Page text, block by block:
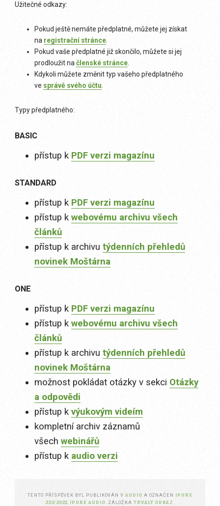
Užitečné odkazy:
Pokud ještě nemáte předplatné, můžete jej získat
na registrační stránce
Pokud vaše předplatné již skončilo, můžete si jej
prodloužit na členské stránce
Kdykoli můžete změnit typ vašeho předplatného
ve správě svého účtu
Typy předplatného:
BASIC
přístup k PDF verzi magazínu
STANDARD
přístup k PDF verzi magazínu
přístup k webovému archivu všech
článků
přístup k archivu týdenních přehledů
novinek Moštárna
ONE
přístup k PDF verzi magazínu
přístup k webovému archivu všech
článků
přístup k archivu týdenních přehledů
novinek Moštárna
možnost pokládat otázky v sekci Otázky
a odpovědi
přístup k výukovým videím
kompletní archiv záznamů
všech webinářů
přístup k audio verzi
TENTO PŘÍSPĚVEK BYL PUBLIKOVÁN VAUDIO A OZNAČEN IPURE
222/2022 IPURE AUDIO . ZÁLOŽKA TRVALÝ ODKAZ